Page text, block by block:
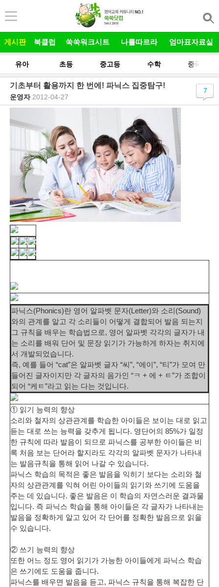
게시판 북클럽 쑥쑥워크시트 나를따르라 엄마표자료실
유아 초등 중고등 수학 중국어
기초부터 활용까지 한 번에! 파닉스 집중탐구!
운영자| 2012-04-27
7
파닉스(Phonics)란 영어 알파벳 문자(Letter)와 소리(Sound)
와의 관계를 알고 각 소리들이 어떻게 결합되어 발음 되는지
그 규칙을 배우는 학습법 으로, 영어 알파벳 각각의 글자가 내
는 소리를 배워 단어 및 문장 읽기가 가능하게 하자는 취지에
서 개발되었습니다.
즉, 예를 들어 “cat”은 알파벳 글자 “씨”, “에이”, “티”가 모여 만
들어진 글자이지만 각 글자의 음가인 “ㅋ + 에 + ㅌ”가 조합이
되어 “케ㅌ”라고 읽는 다는 것입니다.
① 읽기 능력의 향상
소리와 철자의 상관관계를 학습한 아이들은 보이는 대로 읽고
듣는 대로 쓰는 능력을 갖추게 됩니다. 영단어의 85%가 일정
한 규칙에 따라 발음이 되므로 파닉스를 공부한 아이들은 비
록 처음 보는 단어라 할지라도 각각의 알파벳 문자가 나타내
는 발음규칙을 통해 읽어 나갈 수 있습니다.
파닉스 학습의 목적은 좋은 발음을 익히기 보다는 소리와 철
자의 상관관계를 익혀 어린 아이들의 읽기와 쓰기에 도움을
주는 데 있습니다. 좋은 발음은 이 학습의 자연스러운 결과물
입니다. 즉 파닉스 학습을 통해 아이들은 각 글자가 나타내는
발음을 정확하게 알고 있어 각 단어를 정확한 발음으로 읽을
수 있습니다.
② 쓰기 능력의 향상
또한 어느 정도 영어 읽기가 가능한 아이들에게 파닉스 학습
은 쓰기에도 도움을 줍니다.
파닉스를 배우면 발음을 듣고, 파닉스 규칙을 통해 복잡한 단